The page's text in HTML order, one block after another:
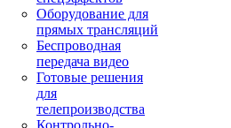
Оборудование для
прямых трансляций
Беспроводная
передача видео
Готовые решения
для
телепроизводства
Контрольно-